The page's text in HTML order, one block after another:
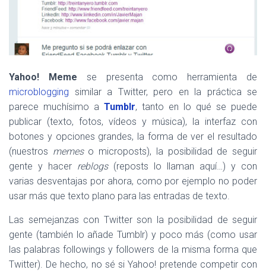
Yahoo! Meme se presenta como herramienta de
microblogging similar a Twitter, pero en la práctica se
parece muchísimo a Tumblr, tanto en lo qué se puede
publicar (texto, fotos, vídeos y música), la interfaz con
botones y opciones grandes, la forma de ver el resultado
(nuestros memeso microposts), la posibilidad de seguir
gente y hacer reblogs(reposts lo llaman aquí…) y con
varias desventajas por ahora, como por ejemplo no poder
usar más que texto plano para las entradas de texto.
Las semejanzas con Twitter son la posibilidad de seguir
gente (también lo añade Tumblr) y poco más (como usar
las palabras followings y followers de la misma forma que
Twitter). De hecho, no sé si Yahoo! pretende competir con